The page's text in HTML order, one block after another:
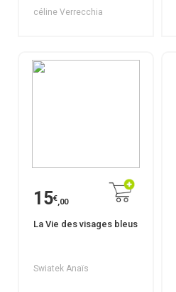
céline Verrecchia
15€,00
La Vie des visages bleus
Swiatek Anaïs